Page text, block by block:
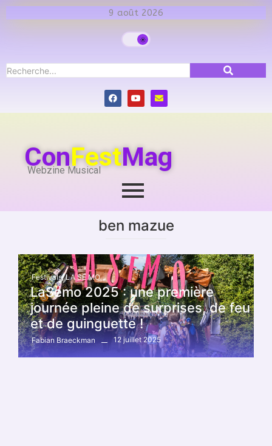
9 août 2026
ConFestMag
Webzine Musical
ben mazue
Festivals, LA SE MO
LaSemo 2025 : une première
journée pleine de surprises, de feu
et de guinguette !
Fabian Braeckman 12 juillet 2025